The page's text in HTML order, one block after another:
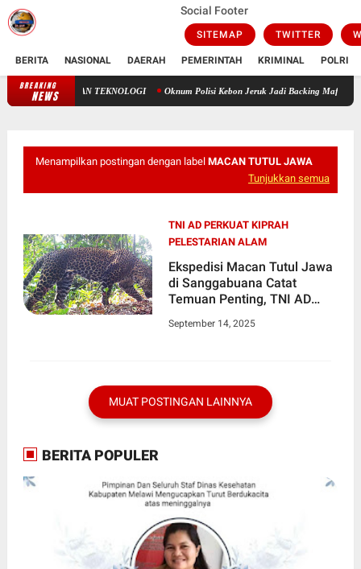
Social Footer
SITEMAP TWITTER
BERITA NASIONAL DAERAH PEMERINTAH KRIMINAL POLRI
BREAKING
NEWS
ILAHI DAN TEKNOLOGI Oknum Polisi Kebon Jeruk Jadi Backing Mafia Tanah
Menampilkan postingan dengan label MACAN TUTUL JAWA
Tunjukkan semua
TNI AD PERKUAT KIPRAH
PELESTARIAN ALAM
Ekspedisi Macan Tutul Jawa
di Sanggabuana Catat
Temuan Penting, TNI AD
Alam
September 14, 2025
MUAT POSTINGAN LAINNYA
BERITA POPULER